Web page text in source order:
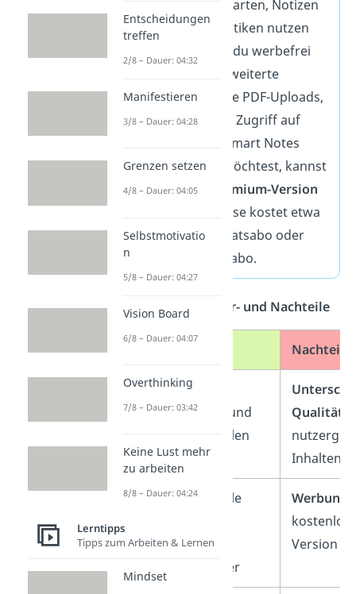
der du Karteikarten, Notizen
und Lernstatistiken nutzen
kannst. Wenn du werbefrei
lernen und erweiterte
Funktionen wie PDF-Uploads,
unbegrenzten Zugriff auf
Inhalte oder Smart Notes
freischalten möchtest, kannst
du auf die
Premium-Version
upgraden. Diese kostet etwa
9,99 € im Monatsabo oder
79 € im Jahresabo.
Übersicht — Vor- und Nachteile
Nachteile
Eigene
Karteikarten
und
Notizen erstellen
Qualität
Inhalten
Zugriff auf viele
Lerninhalte
anderer Nutzer
Werbung
Version
Entscheidungen
treffen
2/8 – Dauer: 04:32
Manifestieren
3/8 – Dauer: 04:28
Grenzen setzen
4/8 – Dauer: 04:05
Selbstmotivatio
n
5/8 – Dauer: 04:27
Vision Board
6/8 – Dauer: 04:07
Overthinking
7/8 – Dauer: 03:42
Keine Lust mehr
zu arbeiten
8/8 – Dauer: 04:24
Lerntipps
Tipps zum Arbeiten & Lernen
Mindset